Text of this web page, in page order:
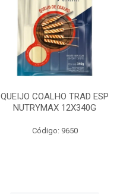
QUEIJO COALHO TRAD ESP
NUTRYMAX 12X340G
Código: 9650